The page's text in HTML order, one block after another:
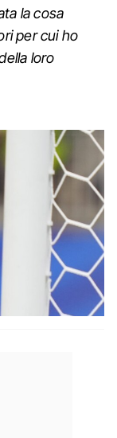
la cosa
per cui ho
loro